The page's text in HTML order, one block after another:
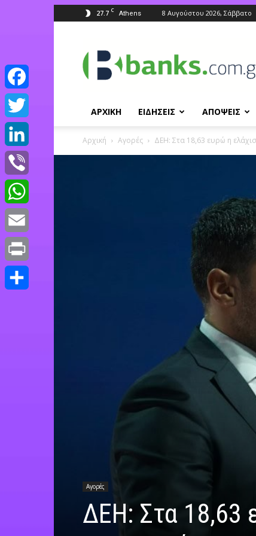
27.7 C Athens 8 Αυγούστου 2026, Σάββατο
ΑΡΧΙΚΗ ΕΙΔΗΣΕΙΣ ΑΠΟΨΕΙΣ
Αρχική Αγορές ΔΕΗ: Στα 18,63 ευρώ η
Αγορές
ΔΕΗ: Στα 18,63
Facebook
Twitter
LinkedIn
Viber
WhatsApp
Email
Print